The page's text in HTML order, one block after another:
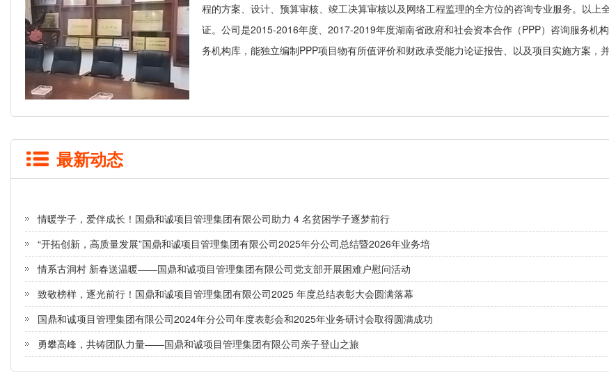
程的方案、设计、预算审核、竣工决算审核以及网络工程监理的全方位的咨询专业服务。以
证。公司是2015-2016年度、2017-2019年度湖南省政府和社会资本合作（PPP）咨询服务机
务机构库，能独立编制PPP项目物有所值评价和财政承受能力论证报告、以及项目实施方案，
最新动态
情暖学子，爱伴成长！国鼎和诚项目管理集团有限公司助力 4 名贫困学子逐梦前行
“开拓创新，高质量发展”国鼎和诚项目管理集团有限公司2025年分公司总结暨2026年业务培
情系古洞村 新春送温暖——国鼎和诚项目管理集团有限公司党支部开展困难户慰问活动
致敬榜样，逐光前行！国鼎和诚项目管理集团有限公司2025 年度总结表彰大会圆满落幕
国鼎和诚项目管理集团有限公司2024年分公司年度表彰会和2025年业务研讨会取得圆满成功
勇攀高峰，共铸团队力量——国鼎和诚项目管理集团有限公司亲子登山之旅